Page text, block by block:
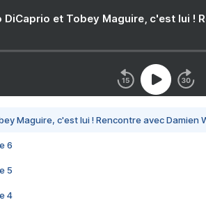
DiCaprio et Tobey Maguire, c'est lui !
Maguire, c'est lui ! Rencontre avec Damien
6
5
4